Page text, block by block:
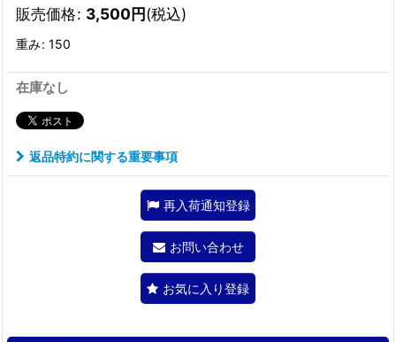
販売価格: 3,500円(税込)
重み: 150
在庫なし
返品特約に関する重要事項
再入荷通知登録
お問い合わせ
お気に入り登録